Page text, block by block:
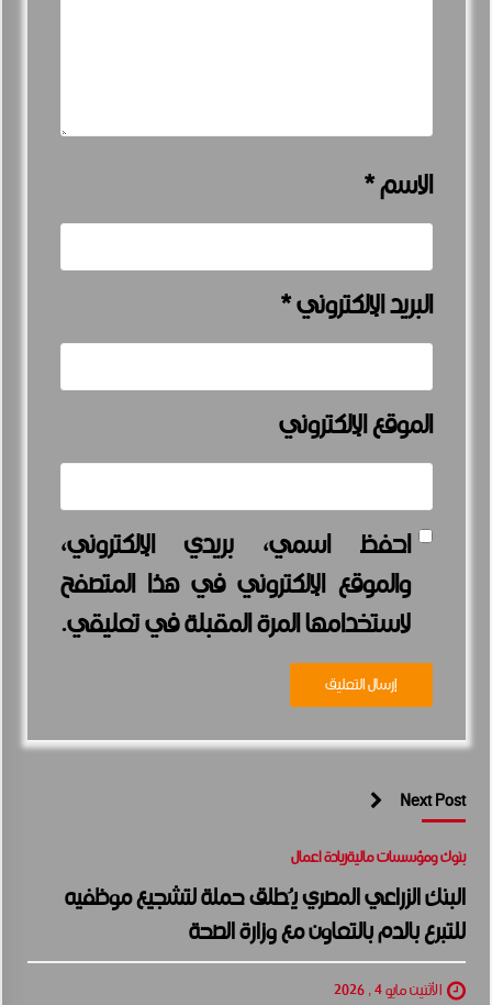
الاسم*
البريد الإلكتروني*
الموقع الإلكتروني
احفظ اسمي، بريدي الإلكتروني،
والموقع الإلكتروني في هذا المتصفح
لاستخدامها المرة المقبلة في تعليقي.
Next Post
بنوك ومؤسسات ماليةريادة اعمال
البنك الزراعي المصري يُطلق حملة لتشجيع موظفيه
للتبرع بالدم بالتعاون مع وزارة الصحة
الأثنين مايو 4 , 2026